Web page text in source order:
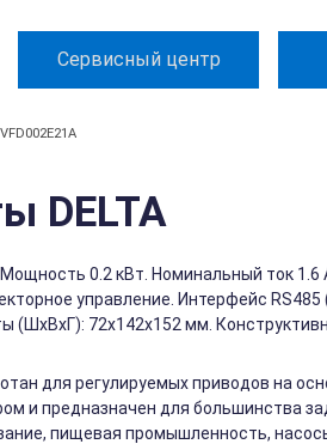
Сервисный центр
DELTA
0.2 кВт. Номинальный ток
управление. Интерфейс RS485
(ШхВхГ): 72x142x152 мм.
для регулируемых приводов на
и предназначен для большинства
пищевая промышленность,